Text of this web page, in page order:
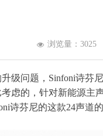
级问题，Sinfoni诗芬
虑的，针对新能源主
诗芬尼的这款24声道
넶 浏览量： 3025